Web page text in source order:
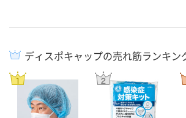
ディスポキャップの売れ筋ランキン